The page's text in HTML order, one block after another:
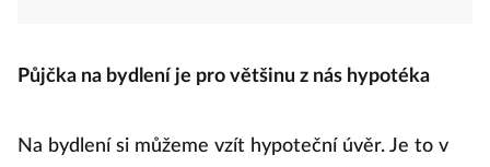
Půjčka na bydlení je pro většinu z nás hypotéka
Na bydlení si můžeme vzít hypoteční úvěr. Je to v